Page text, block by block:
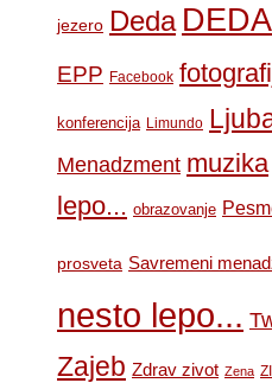
jezero Deda
EPP Facebook
konferencija Limundo
Menadzment muzika
lepo... obrazovanje
prosveta Savremeni
nesto lepo...
Zajeb Zdrav zivot Zena